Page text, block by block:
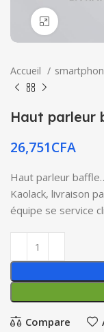
Accueil
Haut parleur
26,751CFA
Haut parleur
Kaolack, livraison
équipe se service
Compare